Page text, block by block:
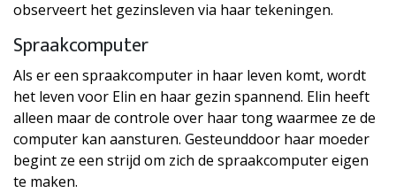
observeert het gezinsleven via haar tekeningen.
Spraakcomputer
Als er een spraakcomputer in haar leven komt, wordt
het leven voor Elin en haar gezin spannend. Elin heeft
alleen maar de controle over haar tong waarmee ze de
computer kan aansturen. Gesteunddoor haar moeder
begint ze een strijd om zich de spraakcomputer eigen
te maken.